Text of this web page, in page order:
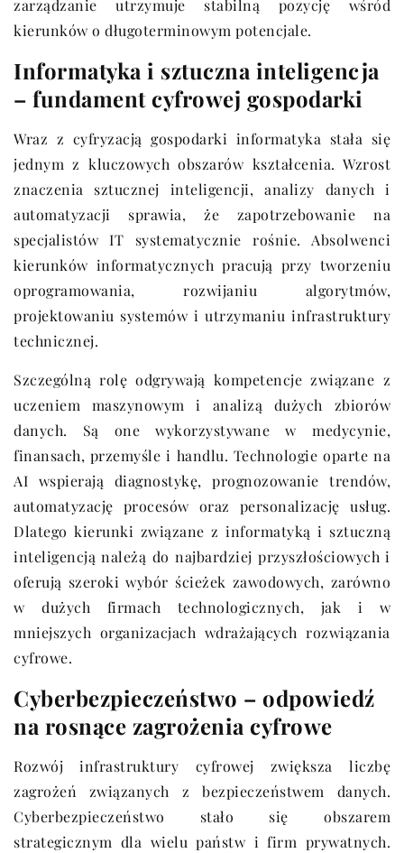
zarządzanie utrzymuje stabilną pozycję wśród
kierunków o długoterminowym potencjale.
Informatyka i sztuczna inteligencja
– fundament cyfrowej gospodarki
Wraz z cyfryzacją gospodarki informatyka stała się
jednym z kluczowych obszarów kształcenia. Wzrost
znaczenia sztucznej inteligencji, analizy danych i
automatyzacji sprawia, że zapotrzebowanie na
specjalistów IT systematycznie rośnie. Absolwenci
kierunków informatycznych pracują przy tworzeniu
oprogramowania, rozwijaniu algorytmów,
projektowaniu systemów i utrzymaniu infrastruktury
technicznej.
Szczególną rolę odgrywają kompetencje związane z
uczeniem maszynowym i analizą dużych zbiorów
danych. Są one wykorzystywane w medycynie,
finansach, przemyśle i handlu. Technologie oparte na
AI wspierają diagnostykę, prognozowanie trendów,
automatyzację procesów oraz personalizację usług.
Dlatego kierunki związane z informatyką i sztuczną
inteligencją należą do najbardziej przyszłościowych i
oferują szeroki wybór ścieżek zawodowych, zarówno
w dużych firmach technologicznych, jak i w
mniejszych organizacjach wdrażających rozwiązania
cyfrowe.
Cyberbezpieczeństwo – odpowiedź
na rosnące zagrożenia cyfrowe
Rozwój infrastruktury cyfrowej zwiększa liczbę
zagrożeń związanych z bezpieczeństwem danych.
Cyberbezpieczeństwo stało się obszarem
strategicznym dla wielu państw i firm prywatnych.